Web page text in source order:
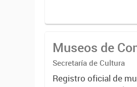
Museos de
Secretaría de Cultura
Registro oficial de